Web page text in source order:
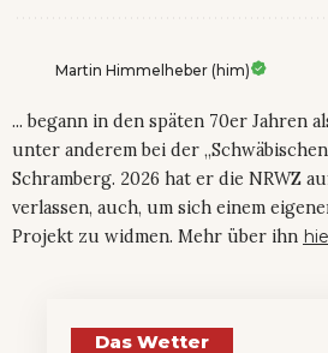
Martin Himmelheber (him)
... begann in den späten 70er Jahren
unter anderem bei der
Schramberg. 2026 hat er die NRWZ
verlassen, auch, um sich einem
Projekt zu widmen. Mehr über ihn
Das Wetter